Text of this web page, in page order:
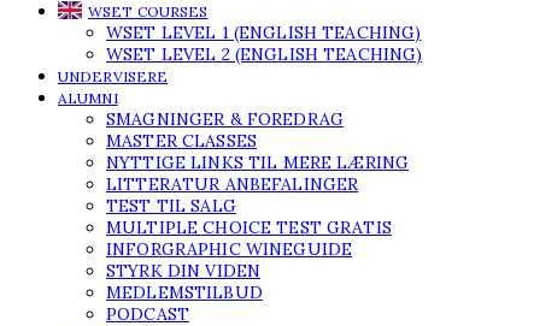
WSET COURSES
WSET LEVEL 1 (ENGLISH TEACHING)
WSET LEVEL 2 (ENGLISH TEACHING)
UNDERVISERE
ALUMNI
SMAGNINGER & FOREDRAG
MASTER CLASSES
NYTTIGE LINKS TIL MERE LÆRING
LITTERATUR ANBEFALINGER
TEST TIL SALG
MULTIPLE CHOICE TEST GRATIS
INFORGRAPHIC WINEGUIDE
STYRK DIN VIDEN
MEDLEMSTILBUD
PODCAST